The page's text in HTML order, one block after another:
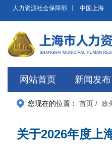
站导航区 跳转到主要内容区域
人力资源社会保障部 中国上海
网站首页 新闻发布
您现在的位置： 首页 / 政
关于2026年度上